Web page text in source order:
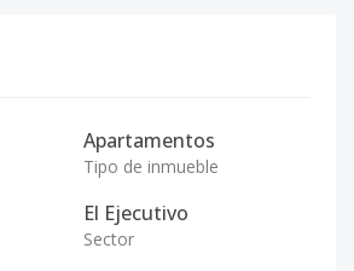
Apartamentos
Tipo de inmueble
El Ejecutivo
Sector